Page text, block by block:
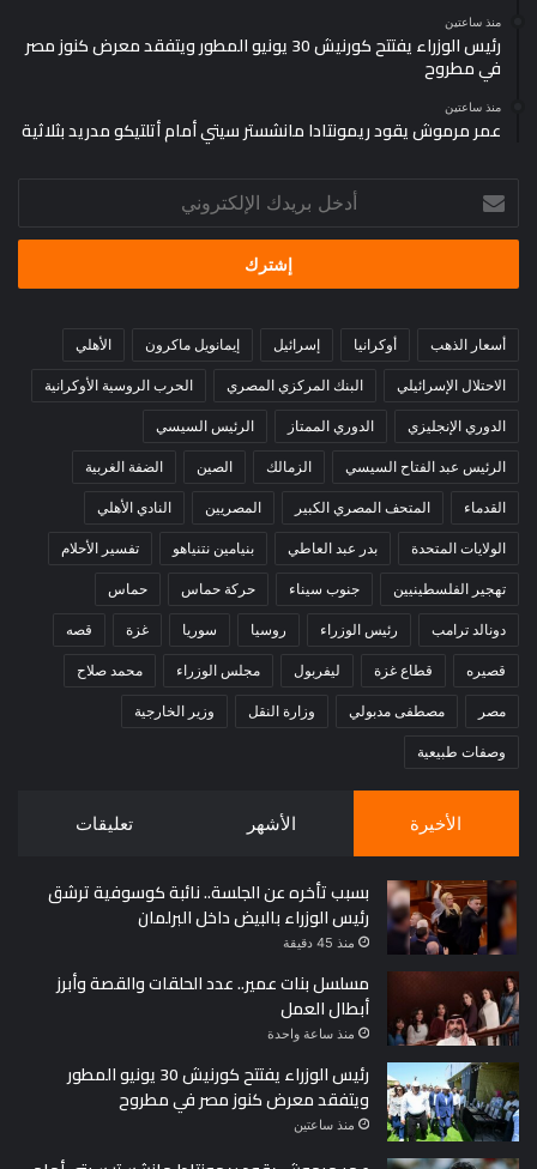
منذ ساعتين
رئيس الوزراء يفتتح كورنيش 30 يونيو المطور ويتفقد معرض كنوز مصر
في مطروح
منذ ساعتين
عمر مرموش يقود ريمونتادا مانشستر سيتي أمام أتلتيكو مدريد بثلاثية
بريدك
الإلكتروني
أسعار الذهب أوكرانيا إسرائيل إيمانويل ماكرون الأهلي
الاحتلال الإسرائيلي البنك المركزي المصري الحرب الروسية الأوكرانية
الدوري الإنجليزي الدوري الممتاز الرئيس السيسي
الرئيس عبد الفتاح السيسي الزمالك الصين الضفة الغربية
القدماء المتحف المصري الكبير المصريين النادي الأهلي
الولايات المتحدة بدر عبد العاطي بنيامين نتنياهو تفسير الأحلام
تهجير الفلسطينيين جنوب سيناء حركة حماس حماس
دونالد ترامب رئيس الوزراء روسيا سوريا غزة قصه
قصيره قطاع غزة ليفربول مجلس الوزراء محمد صلاح
مصر مصطفى مدبولي وزارة النقل وزير الخارجية
وصفات طبيعية
الأخيرة الأشهر تعليقات
بسبب تأخره عن الجلسة.. نائبة كوسوفية ترشق
رئيس الوزراء بالبيض داخل البرلمان
منذ 45 دقيقة
مسلسل بنات عمير.. عدد الحلقات والقصة وأبرز
أبطال العمل
منذ ساعة واحدة
رئيس الوزراء يفتتح كورنيش 30 يونيو المطور
ويتفقد معرض كنوز مصر في مطروح
منذ ساعتين